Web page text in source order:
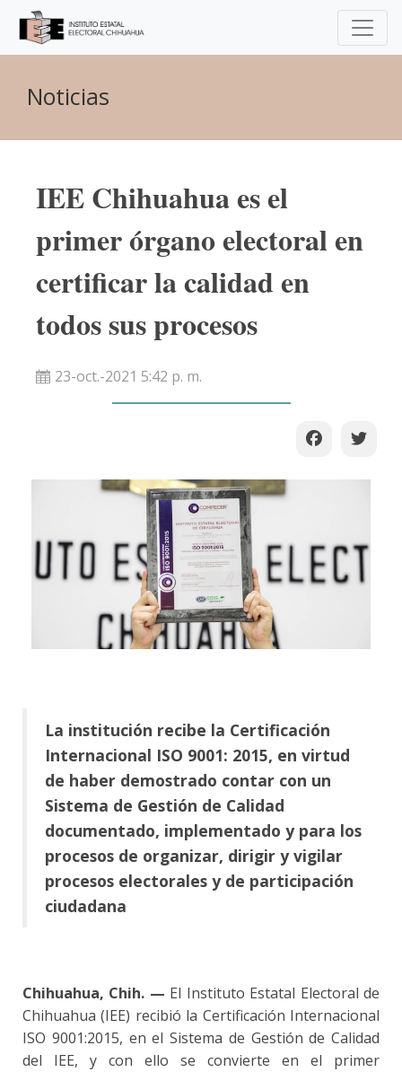
Noticias
IEE Chihuahua es el
primer órgano electoral en
certificar la calidad en
todos sus procesos
23-oct.-2021 5:42 p. m.
La institución recibe la Certificación
Internacional ISO 9001: 2015, en virtud
de haber demostrado contar con un
Sistema de Gestión de Calidad
documentado, implementado y para los
procesos de organizar, dirigir y vigilar
procesos electorales y de participación
ciudadana
Chihuahua, Chih. — El Instituto Estatal Electoral de
Chihuahua (IEE) recibió la Certificación Internacional
ISO 9001:2015, en el Sistema de Gestión de Calidad
del IEE, y con ello se convierte en el primer